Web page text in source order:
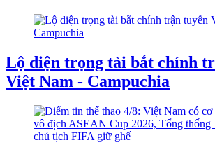
Lộ diện trọng tài bắt chính
Việt Nam - Campuchia